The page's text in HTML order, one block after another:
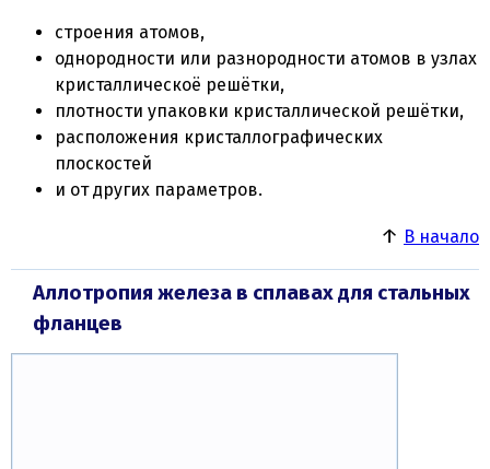
строения атомов,
однородности или разнородности атомов в узлах
кристаллическоё решётки,
плотности упаковки кристаллической решётки,
расположения кристаллографических
плоскостей
и от других параметров.
В начало
Аллотропия железа в сплавах для стальных
фланцев